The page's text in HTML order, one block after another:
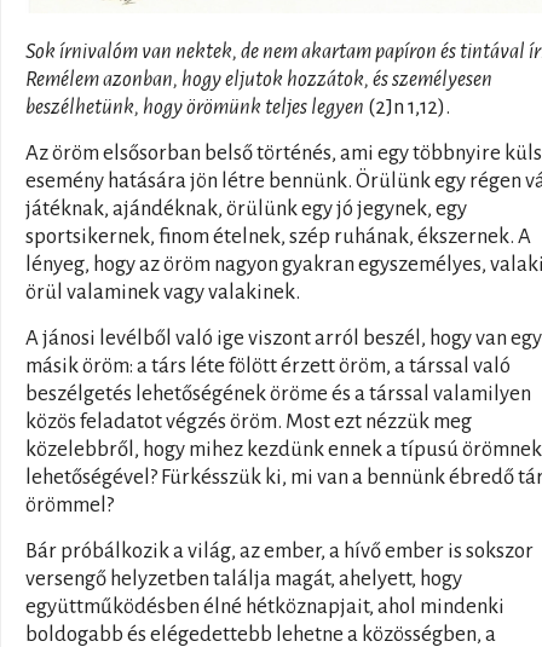
Sok írnivalóm van nektek, de nem akartam papíron és tintával
Remélem azonban, hogy eljutok hozzátok, és személyesen
beszélhetünk, hogy örömünk teljes legyen (2Jn 1,12).
Az öröm elsősorban belső történés, ami egy többnyire
esemény hatására jön létre bennünk. Örülünk egy régen
játéknak, ajándéknak, örülünk egy jó jegynek, egy
sportsikernek, finom ételnek, szép ruhának, ékszernek. A
lényeg, hogy az öröm nagyon gyakran egyszemélyes,
örül valaminek vagy valakinek.
A jánosi levélből való ige viszont arról beszél, hogy van egy
másik öröm: a társ léte fölött érzett öröm, a társsal való
beszélgetés lehetőségének öröme és a társsal valamilyen
közös feladatot végzés öröm. Most ezt nézzük meg
közelebbről, hogy mihez kezdünk ennek a típusú
lehetőségével? Fürkésszük ki, mi van a bennünk ébredő
örömmel?
Bár próbálkozik a világ, az ember, a hívő ember is sokszor
versengő helyzetben találja magát, ahelyett, hogy
együttműködésben élné hétköznapjait, ahol mindenki
boldogabb és elégedettebb lehetne a közösségben, a